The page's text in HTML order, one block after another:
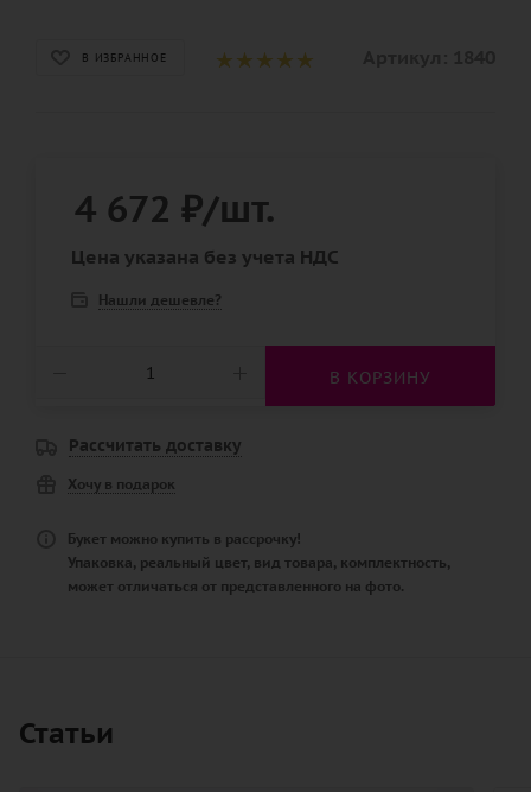
В ИЗБРАННОЕ
4 672 ₽/шт.
Цена указана без учета НДС
Нашли дешевле?
В КОРЗИНУ
Рассчитать доставку
Хочу в подарок
Букет можно купить в рассрочку!
Упаковка, реальный цвет, вид товара, комплектность,
может отличаться от представленного на фото.
Статьи